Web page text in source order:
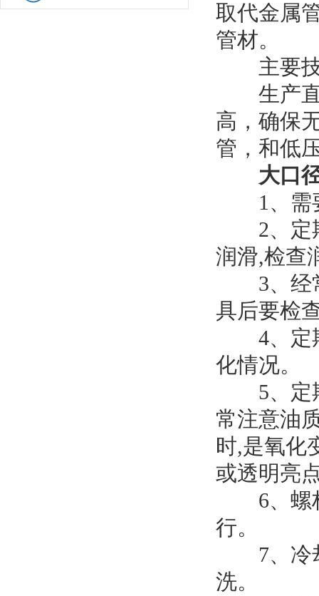
取代金属
管材。
主要技
生产直
高，确保
管，和低
大口
1、需要
2、定期
润滑,检查
3、经常
具后要检
4、定期
化情况。
5、定期
常注意油
时,是氧化
或透明亮
6、螺杆
行。
7、冷却
洗。